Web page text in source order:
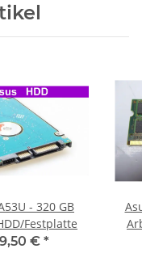
- 320 GB
Festplatte
€ *